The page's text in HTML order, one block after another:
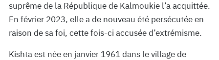
suprême de la République de Kalmoukie l’a acquittée.
En février 2023, elle a de nouveau été persécutée en
raison de sa foi, cette fois-ci accusée d’extrémisme.
Kishta est née en janvier 1961 dans le village de